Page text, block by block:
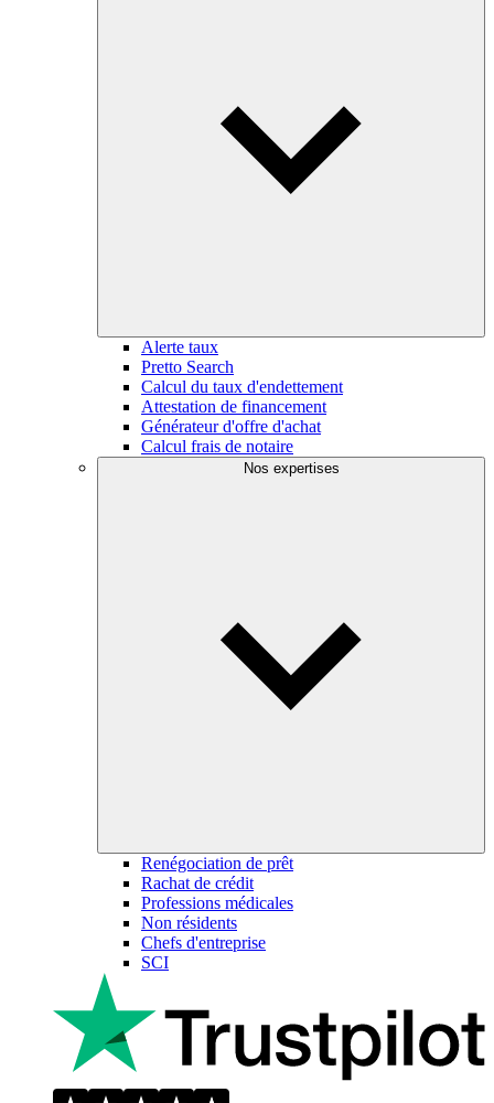
Alerte taux
Pretto Search
Calcul du taux d'endettement
Attestation de financement
Générateur d'offre d'achat
Calcul frais de notaire
Nos expertises
Renégociation de prêt
Rachat de crédit
Professions médicales
Non résidents
Chefs d'entreprise
SCI